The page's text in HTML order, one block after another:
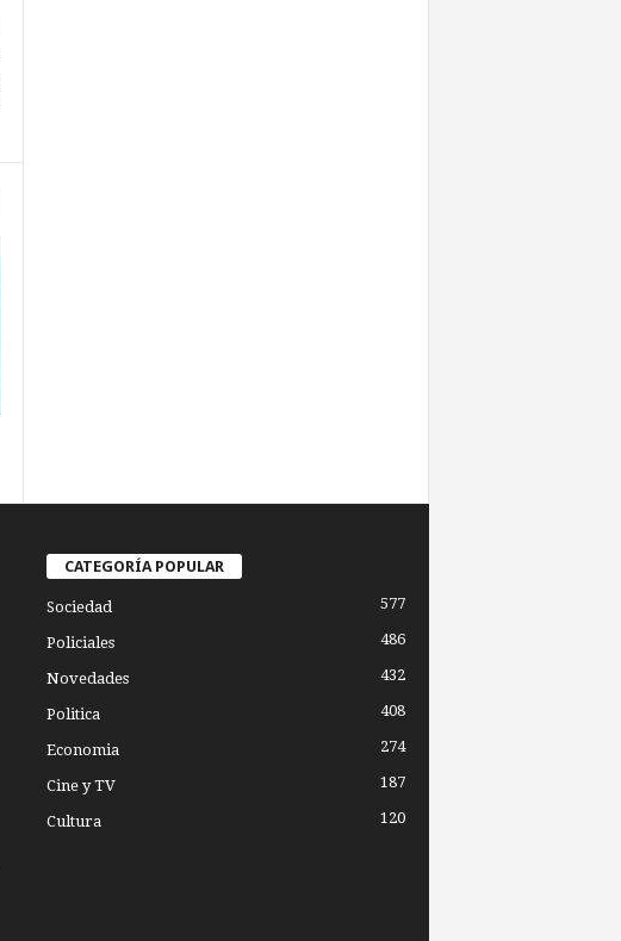
CATEGORÍA POPULAR
Sociedad 577
Policiales 486
Novedades 432
Politica 408
Economia 274
Cine y TV 187
Cultura 120